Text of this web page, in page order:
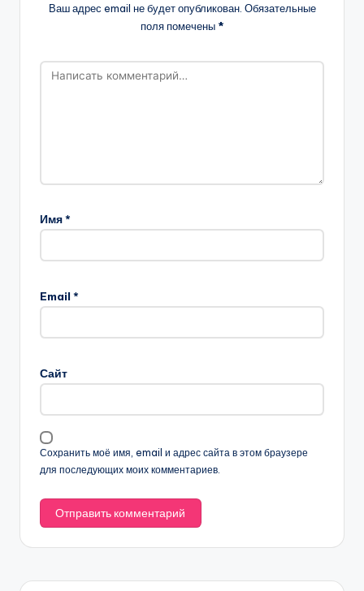
Ваш адрес email не будет опубликован. Обязательные
поля помечены *
Имя*
Email *
Сайт
Сохранить моё имя, email и адрес сайта в этом браузере
для последующих моих комментариев.